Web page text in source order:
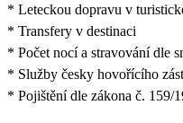
* Leteckou dopravu v
* Transfery v destinaci
* Počet nocí a stravování dle
* Služby česky hovořícího
* Pojištění dle zákona č. 159/